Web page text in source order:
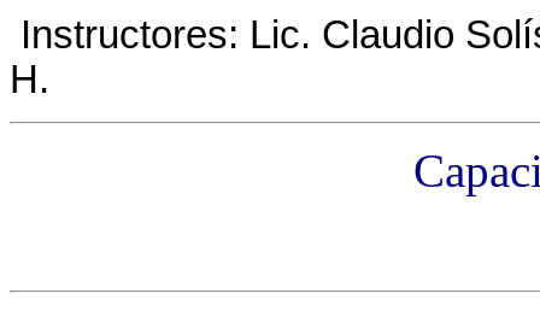
Instructores: Lic. Claudio
H.